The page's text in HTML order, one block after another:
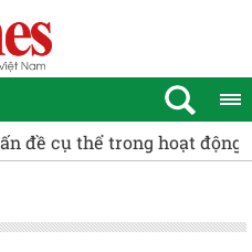
hoàn thiện các quy định